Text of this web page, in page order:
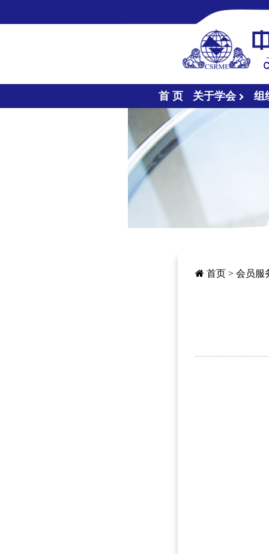
首 页 关于学会 组
首页 > 会员服